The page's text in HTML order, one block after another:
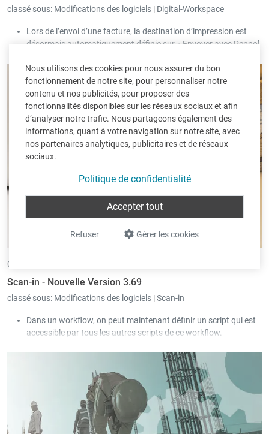
Nous utilisons des cookies pour nous assurer du bon
fonctionnement de notre site, pour personnaliser notre
contenu et nos publicités, pour proposer des
fonctionnalités disponibles sur les réseaux sociaux et afin
d’analyser notre trafic. Nous partageons également des
informations, quant à votre navigation sur notre site, avec
nos partenaires analytiques, publicitaires et de réseaux
sociaux.
Politique de confidentialité
Gérer les cookies
Refuser
Accepter tout
classé sous: Modifications des logiciels | Digital-Workspace
Lors de l’envoi d’une facture, la destination d’impression est
désormais automatiquement définie sur « Envoyer avec Peppol
04/06/2026 •
Scan-in - Nouvelle Version 3.69
classé sous: Modifications des logiciels |Scan-in
Dans un workflow, on peut maintenant définir un script qui est
accessible par tous les autres scripts de ce workflow.
Désormais, Scan-in supporte cet accès via « Microsoft Graph
La valeur de la case à cocher « Afficher toutes les sociétés » est
sauvegardée pour chaque utilisateur.